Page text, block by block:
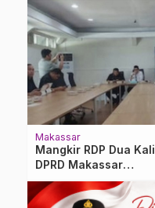
Makassar
Mangkir RDP Dua Kali,
DPRD Makassar
Ancam Panggil Paksa
PT GMTD